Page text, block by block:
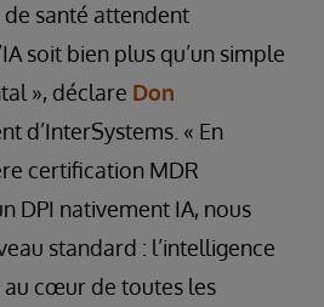
de santé attendent
soit bien plus qu’un simple
», déclare Don
d’InterSystems. « En
certification MDR
DPI nativement IA, nous
standard : l’intelligence
cœur de toutes les